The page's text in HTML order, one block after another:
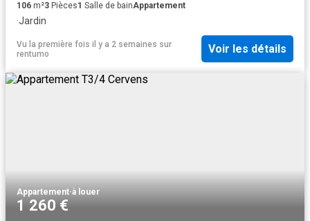
106 m²3 Pièces1 Salle de bainAppartement
·Jardin
Vu la première fois il y a 2 semaines sur
rentumo
Voir les détails
Appartement·à louer
1 260 €